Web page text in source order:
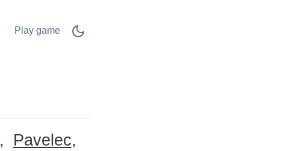
Play game
Pavelec